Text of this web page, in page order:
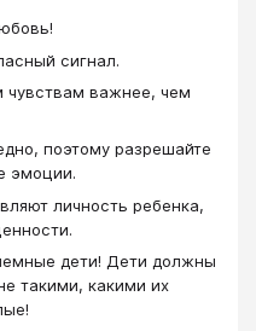
сигнал.
чувствам важнее, чем
поэтому разрешайте
эмоции.
личность ребенка,
дети! Дети должны
такими, какими их